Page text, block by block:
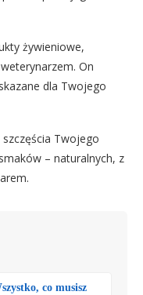
żywieniowe,
On
dla Twojego
Twojego
– naturalnych, z
co musisz